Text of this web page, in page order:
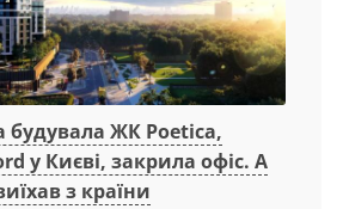
будувала ЖК Poetica,
у Києві, закрила офіс. А
з країни